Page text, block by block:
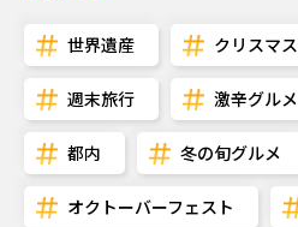
世界遺産 クリスマス
週末旅行 激辛グルメ
都内 冬の旬グルメ
オクトーバーフェスト